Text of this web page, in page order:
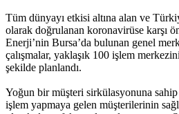
Tüm dünyayı etkisi altına alan ve
olarak doğrulanan koronavirüse karşı
Enerji’nin Bursa’da bulunan genel
çalışmalar, yaklaşık 100 işlem
şekilde planlandı.
Yoğun bir müşteri sirkülasyonuna
işlem yapmaya gelen müşterilerinin